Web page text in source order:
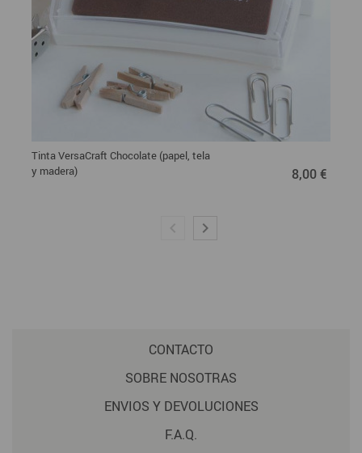
Tinta VersaCraft Chocolate (papel, tela
y madera)
8,00 €
CONTACTO
SOBRE NOSOTRAS
ENVIOS Y DEVOLUCIONES
F.A.Q.